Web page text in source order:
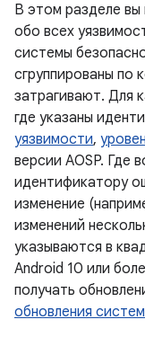
В этом разделе
обо всех
системы
сгруппированы по
затрагивают. Для
где указаны
уязвимости,
версии AOSP. Где
идентификатору
изменение
изменений
указываются в
Android 10 или
получать
обновления